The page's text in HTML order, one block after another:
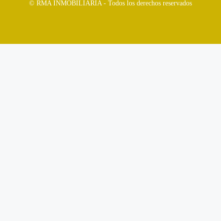
© RMA INMOBILIARIA - Todos los derechos reservados